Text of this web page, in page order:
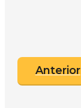
Anterior